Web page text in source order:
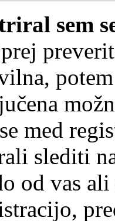
sem
med
slediti
od vas